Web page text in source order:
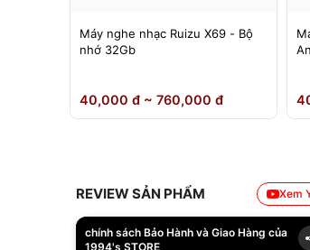
Máy nghe nhạc Ruizu X69 - Bộ
nhớ 32Gb
40,000 đ ~ 760,000 đ
REVIEW SẢN PHẨM Xem
chính sách Bảo Hành và Giao Hàng của
1994's STORE